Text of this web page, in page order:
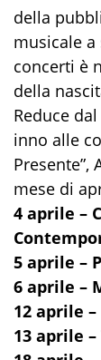
della
musicale
concerti è
della
Reduce
inno alle
mese di
4 aprile –
5 aprile –
6 aprile –
12 aprile
13 aprile